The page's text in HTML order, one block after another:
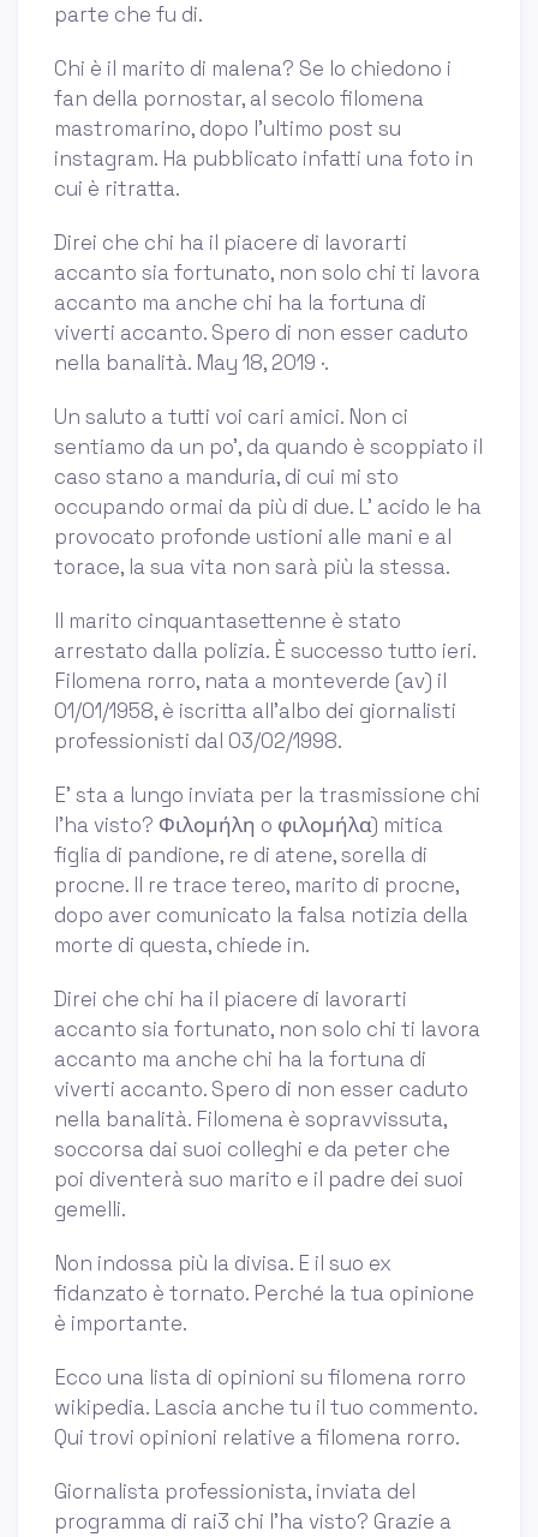
parte che fu di.
Chi è il marito di malena? Se lo chiedono i
fan della pornostar, al secolo filomena
mastromarino, dopo l’ultimo post su
instagram. Ha pubblicato infatti una foto in
cui è ritratta.
Direi che chi ha il piacere di lavorarti
accanto sia fortunato, non solo chi ti lavora
accanto ma anche chi ha la fortuna di
viverti accanto. Spero di non esser caduto
nella banalità. May 18, 2019 ·.
Un saluto a tutti voi cari amici. Non ci
sentiamo da un po’, da quando è scoppiato il
caso stano a manduria, di cui mi sto
occupando ormai da più di due. L' acido le ha
provocato profonde ustioni alle mani e al
torace, la sua vita non sarà più la stessa.
Il marito cinquantasettenne è stato
arrestato dalla polizia. È successo tutto ieri.
Filomena rorro, nata a monteverde (av) il
01/01/1958, è iscritta all'albo dei giornalisti
professionisti dal 03/02/1998.
E' sta a lungo inviata per la trasmissione chi
l'ha visto? Φιλομήλη o φιλομήλα) mitica
figlia di pandione, re di atene, sorella di
procne. Il re trace tereo, marito di procne,
dopo aver comunicato la falsa notizia della
morte di questa, chiede in.
Direi che chi ha il piacere di lavorarti
accanto sia fortunato, non solo chi ti lavora
accanto ma anche chi ha la fortuna di
viverti accanto. Spero di non esser caduto
nella banalità. Filomena è sopravvissuta,
soccorsa dai suoi colleghi e da peter che
poi diventerà suo marito e il padre dei suoi
gemelli.
Non indossa più la divisa. E il suo ex
fidanzato è tornato. Perché la tua opinione
è importante.
Ecco una lista di opinioni su filomena rorro
wikipedia. Lascia anche tu il tuo commento.
Qui trovi opinioni relative a filomena rorro.
Giornalista professionista, inviata del
programma di rai3 chi l'ha visto? Grazie a